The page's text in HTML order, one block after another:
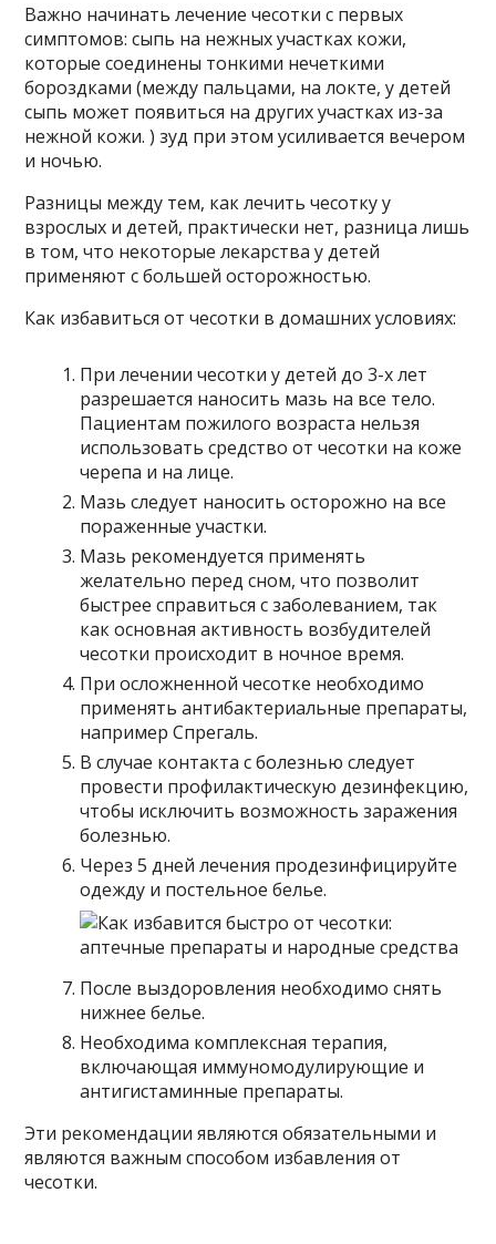
Важно начинать лечение чесотки с первых
симптомов: сыпь на нежных участках кожи,
которые соединены тонкими нечеткими
бороздками (между пальцами, на локте, у детей
сыпь может появиться на других участках из-за
нежной кожи. ) зуд при этом усиливается вечером
и ночью.
Разницы между тем, как лечить чесотку у
взрослых и детей, практически нет, разница лишь
в том, что некоторые лекарства у детей
применяют с большей осторожностью.
Как избавиться от чесотки в домашних условиях:
При лечении чесотки у детей до 3-х лет
разрешается наносить мазь на все тело.
Пациентам пожилого возраста нельзя
использовать средство от чесотки на коже
черепа и на лице.
Мазь следует наносить осторожно на все
пораженные участки.
Мазь рекомендуется применять
желательно перед сном, что позволит
быстрее справиться с заболеванием, так
как основная активность возбудителей
чесотки происходит в ночное время.
При осложненной чесотке необходимо
применять антибактериальные препараты,
например Спрегаль.
В случае контакта с болезнью следует
провести профилактическую дезинфекцию,
чтобы исключить возможность заражения
болезнью.
Через 5 дней лечения продезинфицируйте
одежду и постельное белье.
После выздоровления необходимо снять
нижнее белье.
Необходима комплексная терапия,
включающая иммуномодулирующие и
антигистаминные препараты.
Эти рекомендации являются обязательными и
являются важным способом избавления от
чесотки.